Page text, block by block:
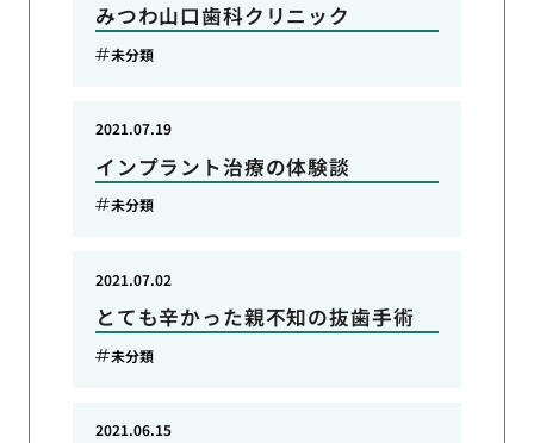
みつわ山口歯科クリニック
未分類
インプラント治療の体験談
2021.07.19
未分類
とても辛かった親不知の抜歯手術
2021.07.02
未分類
2021.06.15